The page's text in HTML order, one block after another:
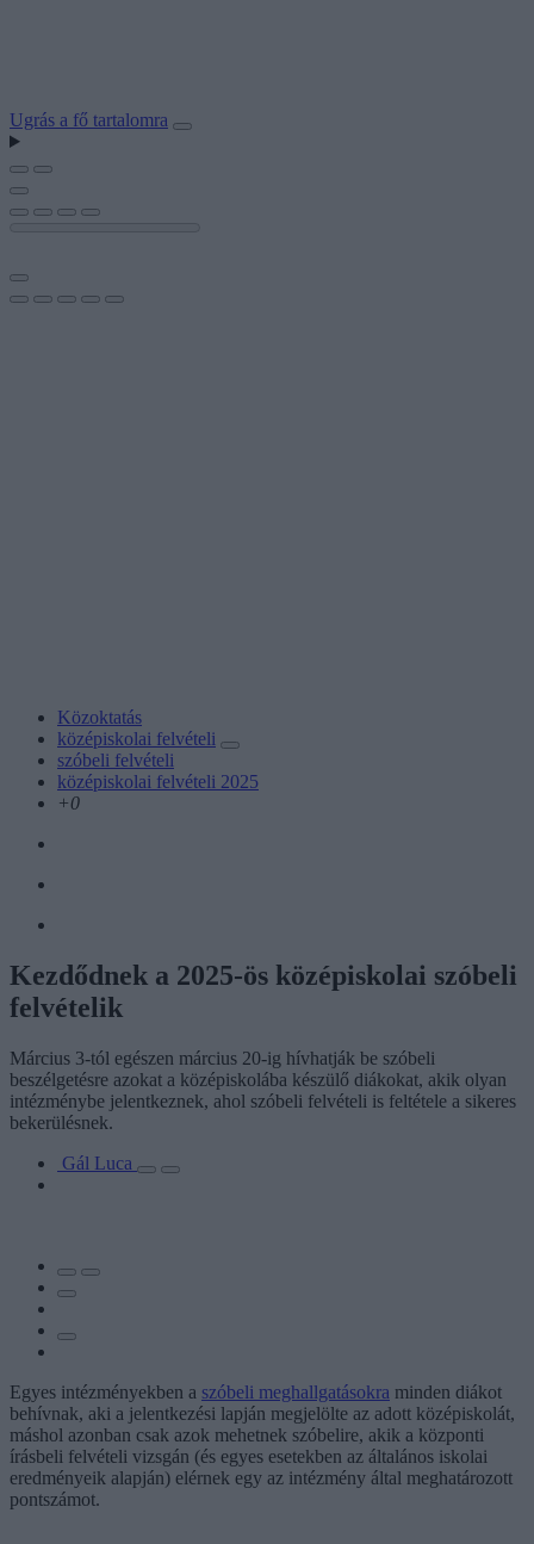
Ugrás a fő tartalomra
Közoktatás
középiskolai felvételi
szóbeli felvételi
középiskolai felvételi 2025
+0
Kezdődnek a 2025-ös középiskolai szóbeli
felvételik
Március 3-tól egészen március 20-ig hívhatják be szóbeli
beszélgetésre azokat a középiskolába készülő diákokat, akik olyan
intézménybe jelentkeznek, ahol szóbeli felvételi is feltétele a sikeres
bekerülésnek.
Gál Luca
Egyes intézményekben a szóbeli meghallgatásokra minden diákot
behívnak, aki a jelentkezési lapján megjelölte az adott középiskolát,
máshol azonban csak azok mehetnek szóbelire, akik a központi
írásbeli felvételi vizsgán (és egyes esetekben az általános iskolai
eredményeik alapján) elérnek egy az intézmény által meghatározott
pontszámot.